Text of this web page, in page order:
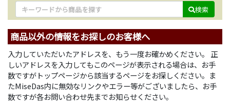
検索
商品以外の情報をお探しのお客様へ
入力していただいたアドレスを、もう一度お確かめください。 正
しいアドレスを入力してもこのページが表示される場合は、お手
数ですがトップページから該当するページをお探しください。ま
たMiseDas内に無効なリンクやエラー等がございましたら、お手
数ですが各お問い合わせ先までお知らせください。